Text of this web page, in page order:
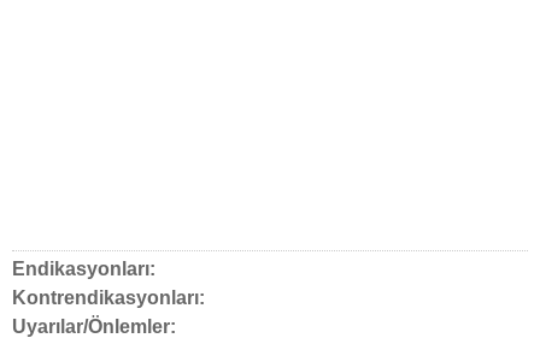
Endikasyonları:
Kontrendikasyonları:
Uyarılar/Önlemler: